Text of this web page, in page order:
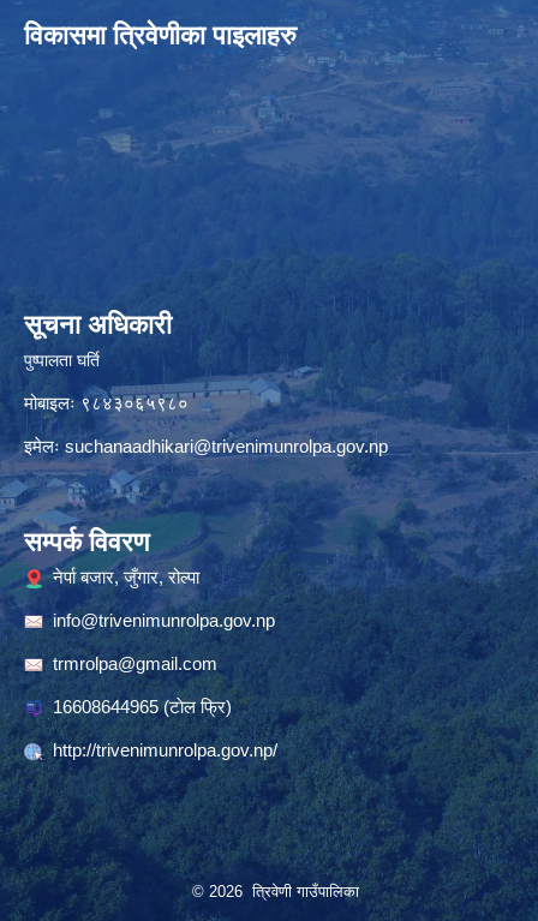
विकासमा त्रिवेणीका पाइलाहरु
सूचना अधिकारी
पुष्पालता घर्ति
मोबाइलः ९८४३०६५९८०
इमेलःsuchanaadhikari@trivenimunrolpa.gov.np
सम्पर्क विवरण
नेर्पा बजार, जुँगार, रोल्पा
info@trivenimunrolpa.gov.np
trmrolpa@gmail.com
16608644965(टाेल फ्रि)
http://trivenimunrolpa.gov.np/
© 2026 त्रिवेणी गाउँपालिका